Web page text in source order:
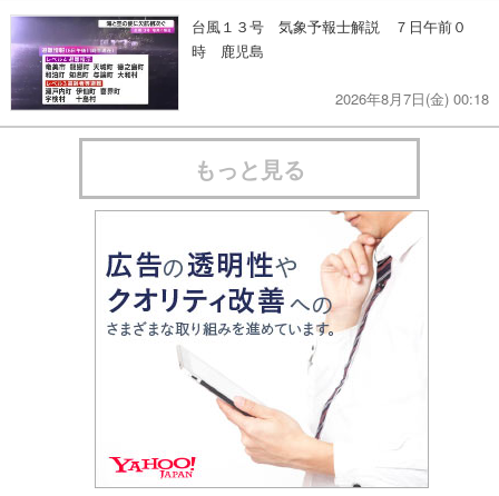
台風１３号 気象予報士解説 ７日午前０
時 鹿児島
2026年8月7日(金) 00:18
もっと見る